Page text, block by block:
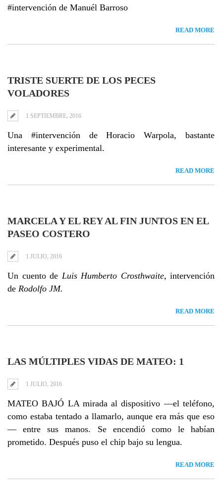
#intervención de Manuél Barroso
READ MORE
TRISTE SUERTE DE LOS PECES
VOLADORES
1 SEPTIEMBRE, 2016
Una #intervención de Horacio Warpola, bastante
interesante y experimental.
READ MORE
MARCELA Y EL REY AL FIN JUNTOS EN EL
PASEO COSTERO
1 JULIO, 2016
Un cuento de Luis Humberto Crosthwaite, intervención
de Rodolfo JM.
READ MORE
LAS MÚLTIPLES VIDAS DE MATEO: 1
1 JULIO, 2016
MATEO BAJÓ LA mirada al dispositivo —el teléfono,
como estaba tentado a llamarlo, aunque era más que eso
— entre sus manos. Se encendió como le habían
prometido. Después puso el chip bajo su lengua.
READ MORE